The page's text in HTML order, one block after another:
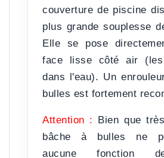
couverture de piscine
plus grande souplesse
Elle se pose
face lisse côté air
dans l'eau). Un
bulles est fortement
Attention : Bien que
bâche à bulles ne
aucune fonction